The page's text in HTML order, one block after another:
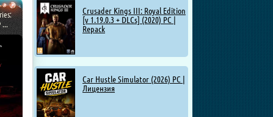
Crusader Kings III: Royal Edition
[v 1.19.0.3 + DLCs] (2020) PC |
Repack
Car Hustle Simulator (2026) PC |
Лицензия
...